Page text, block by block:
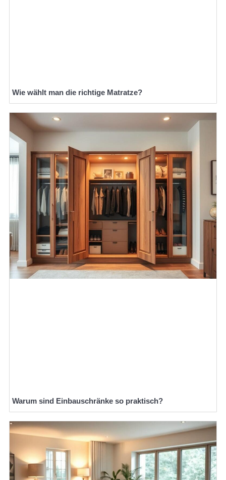
Wie wählt man die richtige Matratze?
Warum sind Einbauschränke so praktisch?